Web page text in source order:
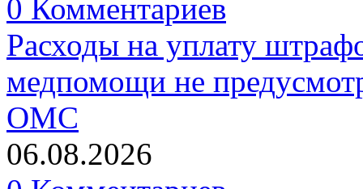
0 Комментариев
Расходы на уплату
медпомощи не
ОМС
06.08.2026